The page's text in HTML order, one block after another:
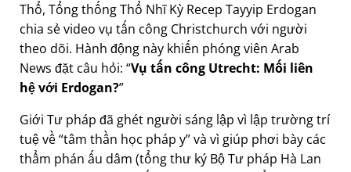
Thổ, Tổng thống Thổ Nhĩ Kỳ Recep Tayyip Erdogan
chia sẻ video vụ tấn công Christchurch với người
theo dõi. Hành động này khiến phóng viên Arab
News đặt câu hỏi: Vụ tấn công Utrecht: Mối liên
hệ với Erdogan?
Giới Tư pháp đã ghét người sáng lập vì lập trường trí
tuệ về tâm thần học pháp y và vì giúp phơi bày các
thẩm phán ấu dâm (tổng thư ký Bộ Tư pháp Hà Lan